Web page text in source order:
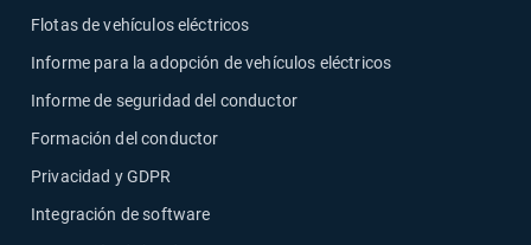
Flotas de vehículos eléctricos
Informe para la adopción de vehículos eléctricos
Informe de seguridad del conductor
Formación del conductor
Privacidad y GDPR
Integración de software